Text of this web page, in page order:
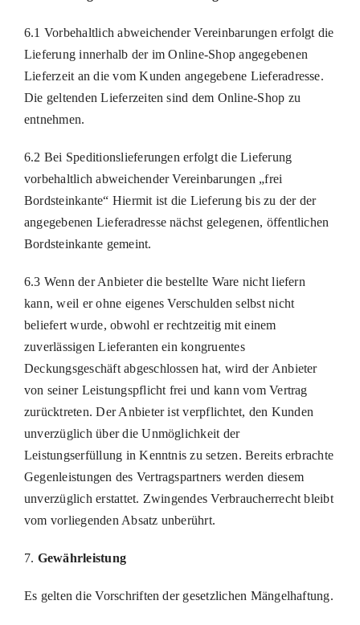
6.1 Vorbehaltlich abweichender Vereinbarungen erfolgt die
Lieferung innerhalb der im Online-Shop angegebenen
Lieferzeit an die vom Kunden angegebene Lieferadresse.
Die geltenden Lieferzeiten sind dem Online-Shop zu
entnehmen.
6.2 Bei Speditionslieferungen erfolgt die Lieferung
vorbehaltlich abweichender Vereinbarungen „frei
Bordsteinkante“ Hiermit ist die Lieferung bis zu der der
angegebenen Lieferadresse nächst gelegenen, öffentlichen
Bordsteinkante gemeint.
6.3 Wenn der Anbieter die bestellte Ware nicht liefern
kann, weil er ohne eigenes Verschulden selbst nicht
beliefert wurde, obwohl er rechtzeitig mit einem
zuverlässigen Lieferanten ein kongruentes
Deckungsgeschäft abgeschlossen hat, wird der Anbieter
von seiner Leistungspflicht frei und kann vom Vertrag
zurücktreten. Der Anbieter ist verpflichtet, den Kunden
unverzüglich über die Unmöglichkeit der
Leistungserfüllung in Kenntnis zu setzen. Bereits erbrachte
Gegenleistungen des Vertragspartners werden diesem
unverzüglich erstattet. Zwingendes Verbraucherrecht bleibt
vom vorliegenden Absatz unberührt.
7. Gewährleistung
Es gelten die Vorschriften der gesetzlichen Mängelhaftung.